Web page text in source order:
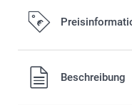
Alle Preise verstehen
Versandkosten.Beschreibung